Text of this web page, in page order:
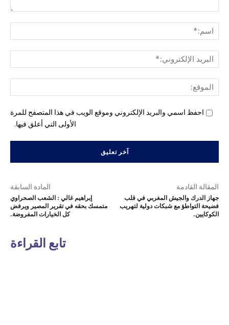
احفظ اسمي والبريد الإلكتروني وموقع الويب في هذا المتصفح للمرة
الأولى التي أعلق فيها.
المادة السابقة
إبراهيم غالي : الشعب الصحراوي
متمسك بحقه في تقرير المصير ويرفض
كل الخيارات المفروضة.
المقالة القادمة
جهاز الدرك والجيش المغربي في قلب
فضيحة التواطؤ مع شبكات دولية لتهريب
الكوكايين.
تابع القراءة